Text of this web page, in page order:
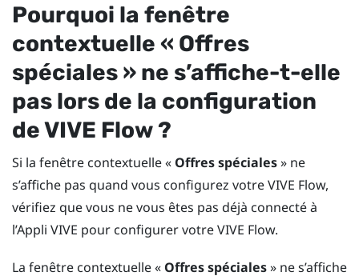
Pourquoi la fenêtre
contextuelle « Offres
spéciales » ne s’affiche-t-elle
pas lors de la configuration
deVIVE Flow?
Si la fenêtre contextuelle « Offres spéciales» ne
s’affiche pas quand vous configurez votreVIVE Flow,
vérifiez que vous ne vous êtes pas déjà connecté à
l’Appli VIVE pour configurer votreVIVE Flow.
La fenêtre contextuelle « Offres spéciales» ne s’affiche